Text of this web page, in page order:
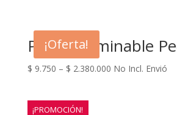
¡Oferta!
Plato Germinable
$ 9.750 – $ 2.380.000 No Incl. Envió
¡PROMOCIÓN!